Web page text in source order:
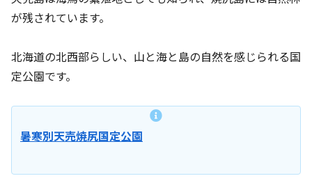
が残されています。
北海道の北西部らしい、山と海と島の自然を感じられる国
定公園です。
暑寒別天売焼尻国定公園